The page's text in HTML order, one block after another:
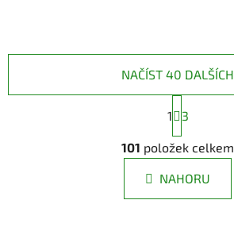
O
v
á
d
NAČÍST 40 DALŠÍCH
S
t
r
á
n
k
1 3
101 položek celkem
NAHORU